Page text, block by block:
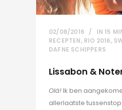
02/08/2016 IN 15
RECEPTEN, RIO 2016,
DAFNE SCHIPPERS
Lissabon &
Olá!Ik ben
allerlaatste tussenstop